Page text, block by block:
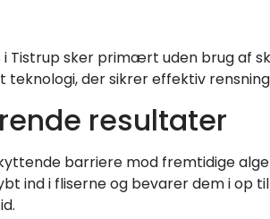
sker primært uden brug af
der sikrer effektiv
resultater
barriere mod fremtidige
ind i fliserne og bevarer dem i op